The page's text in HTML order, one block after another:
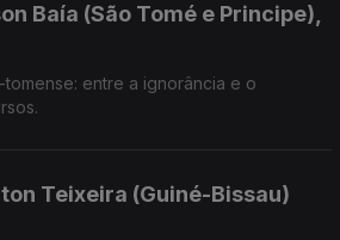
Baía (São Tomé e Principe),
tomense: entre a ignorância e o
Teixeira (Guiné-Bissau)